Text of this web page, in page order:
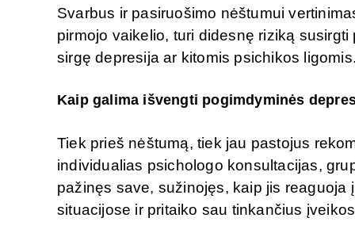
Svarbus ir pasiruošimo nėštumui
pirmojo vaikelio, turi didesnę riziką
sirgę depresija ar kitomis psichikos ligomis.
Kaip galima išvengti pogimdyminės
Tiek prieš nėštumą, tiek jau pastojus
individualias psichologo konsultacijas,
pažinęs save, sužinojęs, kaip jis reaguoja
situacijose ir pritaiko sau tinkančius